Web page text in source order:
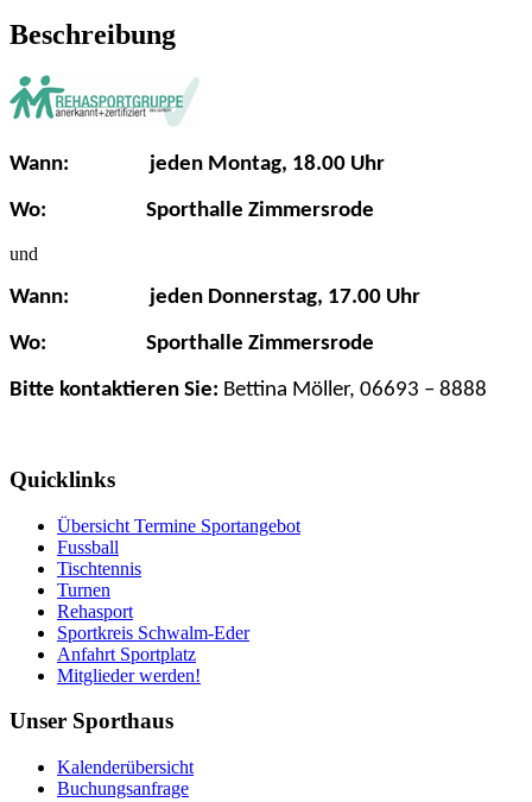
Beschreibung
Wann: jeden Montag, 18.00 Uhr
Wo: Sporthalle Zimmersrode
und
Wann: jeden Donnerstag, 17.00 Uhr
Wo: Sporthalle Zimmersrode
Bitte kontaktieren Sie: Bettina Möller, 06693 – 8888
Quicklinks
Übersicht Termine Sportangebot
Fussball
Tischtennis
Turnen
Rehasport
Sportkreis Schwalm-Eder
Anfahrt Sportplatz
Mitglieder werden!
Unser Sporthaus
Kalenderübersicht
Buchungsanfrage